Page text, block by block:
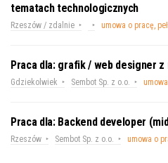
tematach technologicznych
Rzeszów / zdalnie umowa o pracę,
Praca dla: grafik / web designer z
Gdziekolwiek Sembot Sp. z o.o.
Praca dla: Backend developer
Rzeszów Sembot Sp. z o.o. umowa o